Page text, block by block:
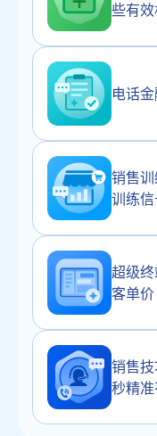
些有效
电话
销售
训练信
超级
客单价
销售
秒精